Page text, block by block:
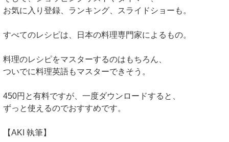
お気に入り登録、ランキング、スライドショーも。
すべてのレシピは、日本の料理専門家によるもの。
料理のレシピをマスターするのはもちろん、
ついでに料理英語もマスターできそう。
450円と有料ですが、一度ダウンロードすると、
ずっと使えるのでおすすめです。
【AKI 執筆】